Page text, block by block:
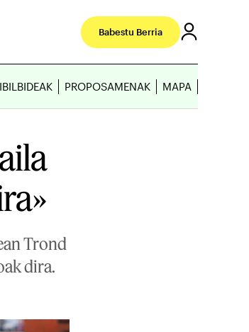
Babestu Berria
IBILBIDEAK PROPOSAMENAK MAPA
Trond
dira.